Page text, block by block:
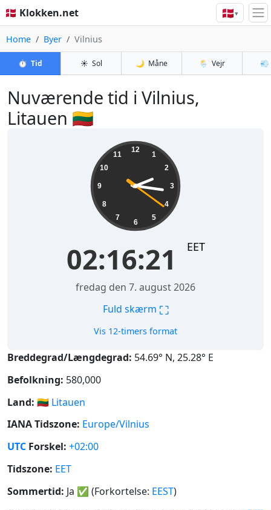
🇩🇰 Klokken.net 🇩🇰▾
Home Byer Vilnius
⏱️ Tid ☀️ Sol 🌙 Måne 🌦️ Vejr 💨
Nuværende tid i Vilnius,
Litauen 🇱🇹
12
1
2
3
4
5
6
7
8
9
10
11
02:16:21 EET
fredag den 7. august 2026
Fuld skærm ⛶
Vis 12-timers format
Breddegrad/Længdegrad: 54.69° N, 25.28° E
Befolkning: 580,000
Land: 🇱🇹 Litauen
IANA Tidszone: Europe/Vilnius
UTC Forskel: +02:00
Tidszone: EET
Sommertid: Ja ✅ (Forkortelse: EEST)